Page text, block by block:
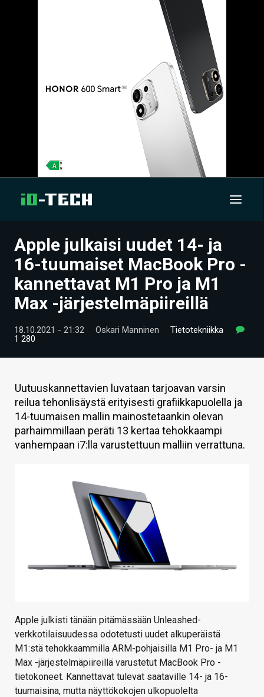
UUTISET
ARTIKKELIT
VIDEOT
TECHBBS
KAUPPA
VAIHDA TEEMA
Apple julkaisi uudet 14- ja
16-tuumaiset MacBook Pro -
kannettavat M1 Pro ja M1
Max -järjestelmäpiireillä
18.10.2021 - 21:32 Oskari Manninen
Tietotekniikka
1 280
Uutuuskannettavien luvataan tarjoavan varsin
reilua tehonlisäystä erityisesti grafiikkapuolella ja
14-tuumaisen mallin mainostetaankin olevan
parhaimmillaan peräti 13 kertaa tehokkaampi
vanhempaan i7:lla varustettuun malliin verrattuna.
Apple julkisti tänään pitämässään Unleashed-
verkkotilaisuudessa odotetusti uudet alkuperäistä
M1:stä tehokkaammilla ARM-pohjaisilla M1 Pro- ja M1
Max -järjestelmäpiireillä varustetut MacBook Pro -
tietokoneet. Kannettavat tulevat saataville 14- ja 16-
tuumaisina, mutta näyttökokojen ulkopuolelta